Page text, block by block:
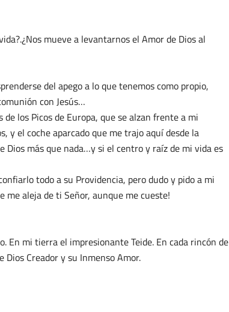
mueve a levantarnos el Amor de Dios al
del apego a lo que tenemos como propio,
con Jesús…
los Picos de Europa, que se alzan frente a mi
y el coche aparcado que me trajo aquí desde la
más que nada…y si el centro y raíz de mi vida es
todo a su Providencia, pero dudo y pido a mi
me aleja de ti Señor, aunque me cueste!
En mi tierra el impresionante Teide. En cada rincón de
Creador y su Inmenso Amor.